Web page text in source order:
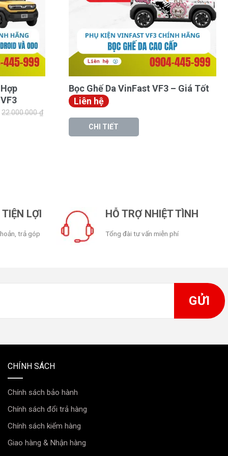
22.000.000₫
Bọc Ghế Da VinFast VF3 – Giá Tốt
Liên hệ
CHI TIẾT
LỢI
trả góp
HỖ TRỢ NHIỆT TÌNH
Tổng đài tư vấn miễn phí
CHÍNH SÁCH
Chính sách bảo hành
Chính sách đổi trả hàng
Chính sách kiểm hàng
Giao hàng & Nhận hàng